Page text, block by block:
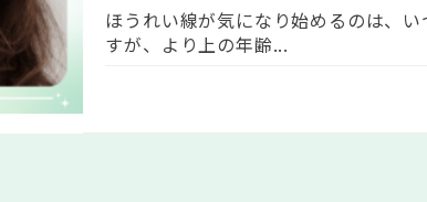
ほうれい線が気になり始めるのは、
すが、より上の年齢...